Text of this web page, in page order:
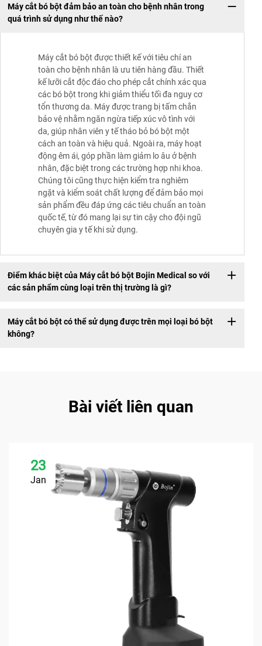
Máy cắt bó bột đảm bảo an toàn cho bệnh nhân trong
quá trình sử dụng như thế nào?
Máy cắt bó bột được thiết kế với tiêu chí an
toàn cho bệnh nhân là ưu tiên hàng đầu. Thiết
kế lưỡi cắt độc đáo cho phép cắt chính xác qua
các bó bột trong khi giảm thiểu tối đa nguy cơ
tổn thương da. Máy được trang bị tấm chắn
bảo vệ nhằm ngăn ngừa tiếp xúc vô tình với
da, giúp nhân viên y tế tháo bỏ bó bột một
cách an toàn và hiệu quả. Ngoài ra, máy hoạt
động êm ái, góp phần làm giảm lo âu ở bệnh
nhân, đặc biệt trong các trường hợp nhi khoa.
Chúng tôi cũng thực hiện kiểm tra nghiêm
ngặt và kiểm soát chất lượng để đảm bảo mọi
sản phẩm đều đáp ứng các tiêu chuẩn an toàn
quốc tế, từ đó mang lại sự tin cậy cho đội ngũ
chuyên gia y tế khi sử dụng.
Điểm khác biệt của Máy cắt bó bột Bojin Medical so với
các sản phẩm cùng loại trên thị trường là gì?
Máy cắt bó bột có thể sử dụng được trên mọi loại bó bột
không?
Bài viết liên quan
23
Jan